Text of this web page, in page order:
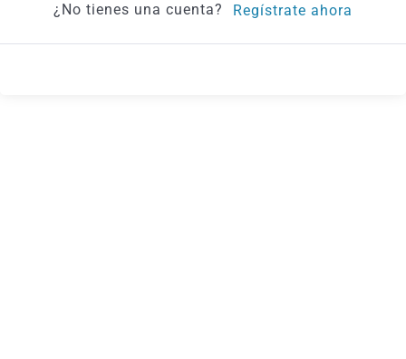
¿No tienes una cuenta? Regístrate ahora